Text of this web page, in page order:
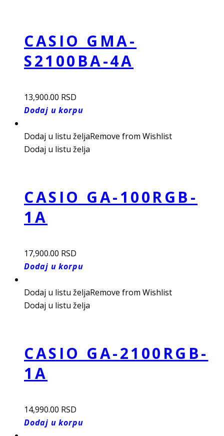
CASIO GMA-
S2100BA-4A
13,900.00 RSD
Dodaj u korpu
Dodaj u listu željaRemove from Wishlist
Dodaj u listu želja
CASIO GA-100RGB-
1A
17,900.00 RSD
Dodaj u korpu
Dodaj u listu željaRemove from Wishlist
Dodaj u listu želja
CASIO GA-2100RGB-
1A
14,990.00 RSD
Dodaj u korpu